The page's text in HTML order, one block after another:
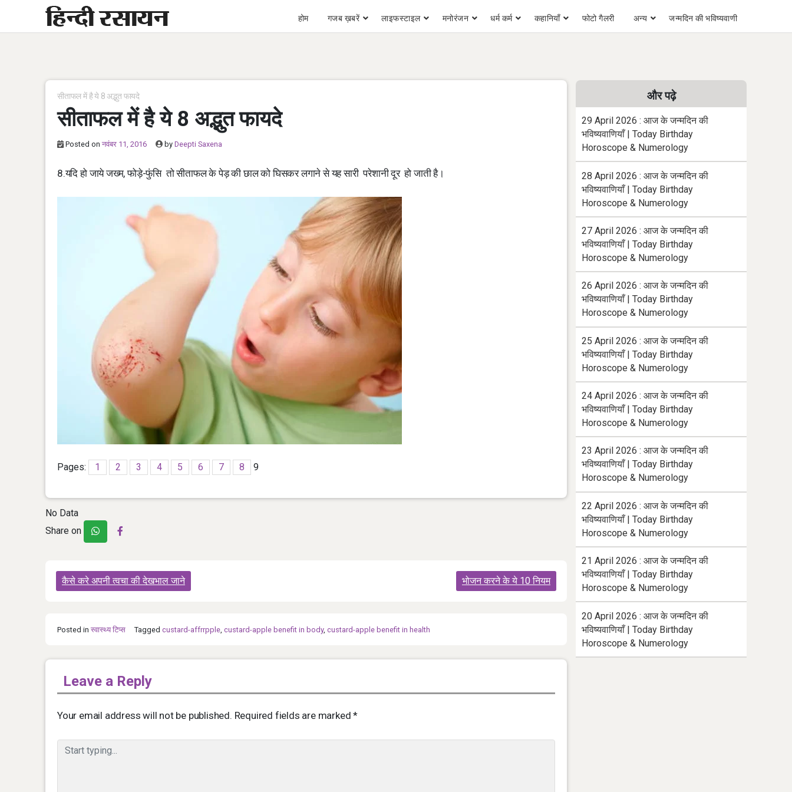
content
होम गजब ख़बरें लाइफस्टाइल मनोरंजन धर्म कर्म कहानियाँ फोटो गैलरी अन्य जन्मदिन की भविष्यवाणी
सीताफल में है ये 8 अद्भुत फायदे
सीताफल में है ये 8 अद्भुत फायदे
Posted on नवंबर 11, 2016 by Deepti Saxena
8.यदि हो जाये जख्म, फोड़े-फुंसि तो सीताफल के पेड़ की छाल को घिसकर लगाने से यह सारी परेशानी दूर हो जाती है।
Pages: 1 2 3 4 5 6 7 8 9
No Data
Share on
Post
navigation
कैसे करे अपनी त्वचा की देखभाल जाने भोजन करने के ये 10 नियम
Posted in स्‍वास्‍थ्‍य टिप्‍स Tagged custard-affrrpple, custard-apple benefit in body, custard-apple benefit in health
Leave a Reply
Your email address will not be published. Required fields are marked*
और पढ़े
29 April 2026 : आज के जन्मदिन की
भविष्यवाणियाँ | Today Birthday
Horoscope & Numerology
28 April 2026 : आज के जन्मदिन की
भविष्यवाणियाँ | Today Birthday
Horoscope & Numerology
27 April 2026 : आज के जन्मदिन की
भविष्यवाणियाँ | Today Birthday
Horoscope & Numerology
26 April 2026 : आज के जन्मदिन की
भविष्यवाणियाँ | Today Birthday
Horoscope & Numerology
25 April 2026 : आज के जन्मदिन की
भविष्यवाणियाँ | Today Birthday
Horoscope & Numerology
24 April 2026 : आज के जन्मदिन की
भविष्यवाणियाँ | Today Birthday
Horoscope & Numerology
23 April 2026 : आज के जन्मदिन की
भविष्यवाणियाँ | Today Birthday
Horoscope & Numerology
22 April 2026 : आज के जन्मदिन की
भविष्यवाणियाँ | Today Birthday
Horoscope & Numerology
21 April 2026 : आज के जन्मदिन की
भविष्यवाणियाँ | Today Birthday
Horoscope & Numerology
20 April 2026 : आज के जन्मदिन की
भविष्यवाणियाँ | Today Birthday
Horoscope & Numerology